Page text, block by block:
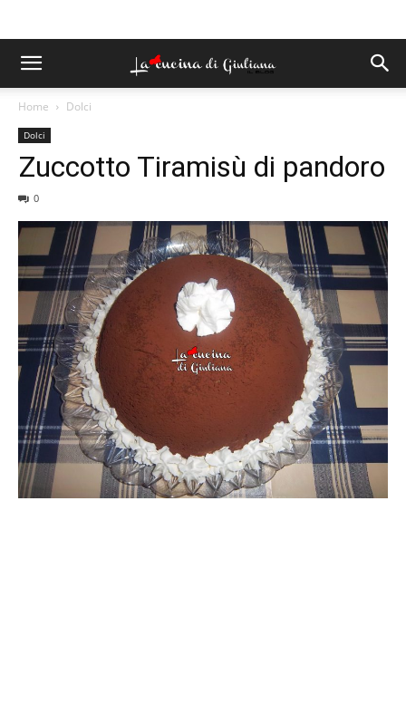
Home Dolci
Dolci
Zuccotto Tiramisù di pandoro
0